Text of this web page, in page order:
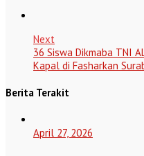
Next
36 Siswa Dikmaba TNI
Kapal di Fasharkan
Berita Terakit
April 27, 2026